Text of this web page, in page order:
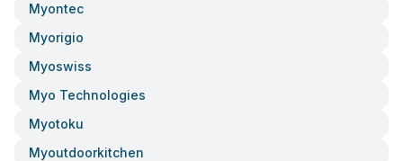
Myontec
Myorigio
Myoswiss
Myo Technologies
Myotoku
Myoutdoorkitchen